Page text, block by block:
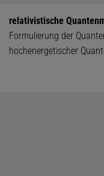
relativistische
Formulierung der
hochenergetischer